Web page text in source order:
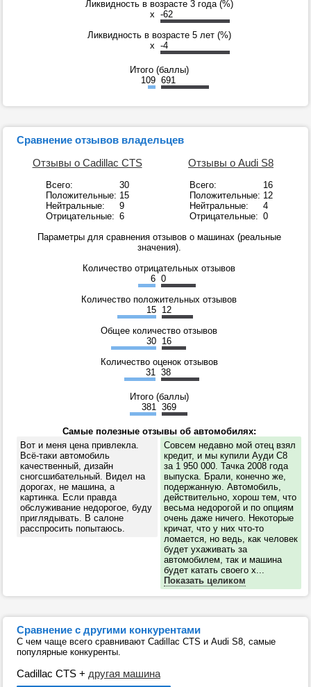
Ликвидность в возрасте 3 года (%)
x -62
Ликвидность в возрасте 5 лет (%)
x -4
Итого (баллы)
109 691
Сравнение отзывов владельцев
Отзывы о Cadillac CTS
Всего:
30
Положительные: 15
Нейтральные:
9
Отрицательные: 6
Отзывы о Audi S8
Всего:
16
Положительные: 12
Нейтральные:
4
Отрицательные: 0
Параметры для сравнения отзывов о машинах (реальные
значения).
Количество отрицательных отзывов
6 0
Количество положительных отзывов
15 12
Общее количество отзывов
30 16
Количество оценок отзывов
31
38
Итого (баллы)
381
369
Самые полезные отзывы об автомобилях:
Вот и меня цена привлекла.
Всё-таки автомобиль
качественный, дизайн
сногсшибательный. Видел на
дорогах, не машина, а
картинка. Если правда
обслуживание недорогое, буду
приглядывать. В салоне
расспросить попытаюсь.
Совсем недавно мой отец взял
кредит, и мы купили Ауди С8
за 1 950 000. Тачка 2008 года
выпуска. Брали, конечно же,
подержанную. Автомобиль,
действительно, хорош тем, что
весьма недорогой и по опциям
очень даже ничего. Некоторые
кричат, что у них что-то
ломается, но ведь, как человек
будет ухаживать за
автомобилем, так и машина
будет катать своего х...
Показать целиком
Сравнение с другими конкурентами
С чем чаще всего сравнивают Cadillac CTS и Audi S8, самые
популярные конкуренты.
Cadillac CTS + другая машина